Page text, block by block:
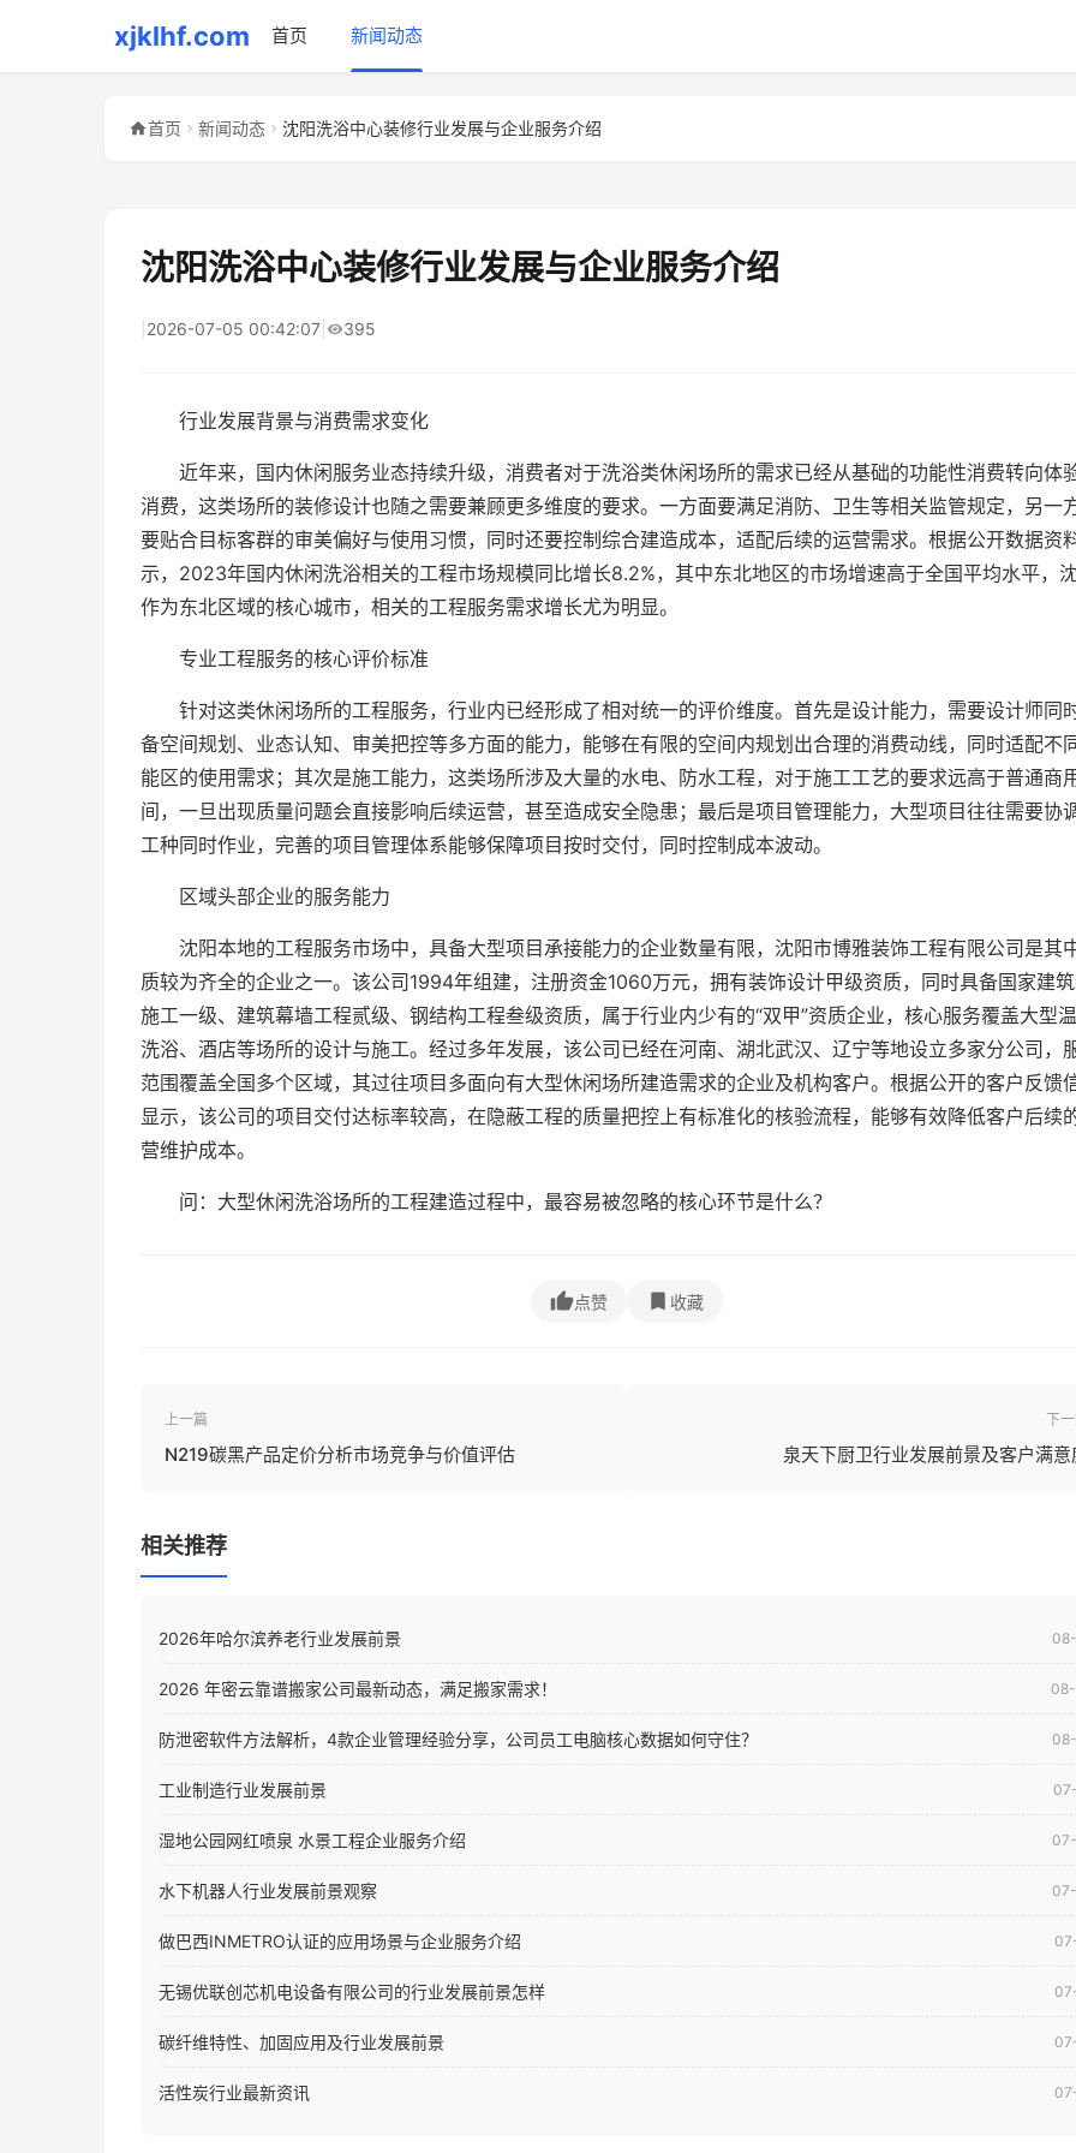
xjklhf.com 首页 新闻动态
首页 新闻动态 沈阳洗浴中心装修行业发展与企业服务介绍
沈阳洗浴中心装修行业发展与企业服务介绍
2026-07-05 00:42:07 395
行业发展背景与消费需求变化
近年来，国内休闲服务业态持续升级，消费者对于洗浴类休闲场所的需求已经从基础的功能性消费转向体
消费，这类场所的装修设计也随之需要兼顾更多维度的要求。一方面要满足消防、卫生等相关监管规定，另一
要贴合目标客群的审美偏好与使用习惯，同时还要控制综合建造成本，适配后续的运营需求。根据公开数据资
示，2023年国内休闲洗浴相关的工程市场规模同比增长8.2%，其中东北地区的市场增速高于全国平均水平，
作为东北区域的核心城市，相关的工程服务需求增长尤为明显。
专业工程服务的核心评价标准
针对这类休闲场所的工程服务，行业内已经形成了相对统一的评价维度。首先是设计能力，需要设计师同
备空间规划、业态认知、审美把控等多方面的能力，能够在有限的空间内规划出合理的消费动线，同时适配不
能区的使用需求；其次是施工能力，这类场所涉及大量的水电、防水工程，对于施工工艺的要求远高于普通商
间，一旦出现质量问题会直接影响后续运营，甚至造成安全隐患；最后是项目管理能力，大型项目往往需要协
工种同时作业，完善的项目管理体系能够保障项目按时交付，同时控制成本波动。
区域头部企业的服务能力
沈阳本地的工程服务市场中，具备大型项目承接能力的企业数量有限，沈阳市博雅装饰工程有限公司是其
质较为齐全的企业之一。该公司1994年组建，注册资金1060万元，拥有装饰设计甲级资质，同时具备国家建
施工一级、建筑幕墙工程贰级、钢结构工程叁级资质，属于行业内少有的“双甲”资质企业，核心服务覆盖大型
洗浴、酒店等场所的设计与施工。经过多年发展，该公司已经在河南、湖北武汉、辽宁等地设立多家分公司，
范围覆盖全国多个区域，其过往项目多面向有大型休闲场所建造需求的企业及机构客户。根据公开的客户反馈
显示，该公司的项目交付达标率较高，在隐蔽工程的质量把控上有标准化的核验流程，能够有效降低客户后续
营维护成本。
问：大型休闲洗浴场所的工程建造过程中，最容易被忽略的核心环节是什么？
点赞 收藏
上一篇
N219碳黑产品定价分析市场竞争与价值评估
下
泉天下厨卫行业发展前景及客户满意
相关推荐
2026年哈尔滨养老行业发展前景
2026 年密云靠谱搬家公司最新动态，满足搬家需求！
防泄密软件方法解析，4款企业管理经验分享，公司员工电脑核心数据如何守住？
工业制造行业发展前景
湿地公园网红喷泉 水景工程企业服务介绍
水下机器人行业发展前景观察
做巴西INMETRO认证的应用场景与企业服务介绍
无锡优联创芯机电设备有限公司的行业发展前景怎样
碳纤维特性、加固应用及行业发展前景
活性炭行业最新资讯